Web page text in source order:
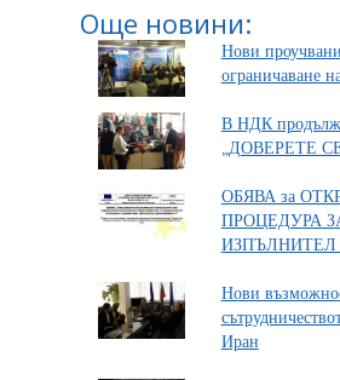
Още новини:
Нови
ограничаване
В НДК
„ДОВЕРЕТЕ
ОБЯВА за
ПРОЦЕДУРА
ИЗПЪЛНИТЕЛ
Нови
Иран